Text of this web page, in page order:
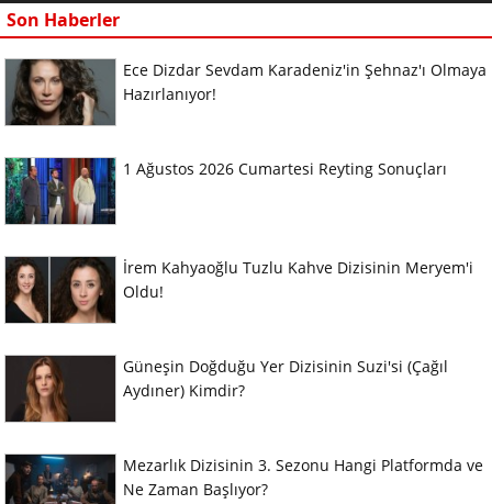
Son Haberler
Ece Dizdar Sevdam Karadeniz'in Şehnaz'ı Olmaya
Hazırlanıyor!
1 Ağustos 2026 Cumartesi Reyting Sonuçları
İrem Kahyaoğlu Tuzlu Kahve Dizisinin Meryem'i
Oldu!
Güneşin Doğduğu Yer Dizisinin Suzi'si (Çağıl
Aydıner) Kimdir?
Mezarlık Dizisinin 3. Sezonu Hangi Platformda ve
Ne Zaman Başlıyor?